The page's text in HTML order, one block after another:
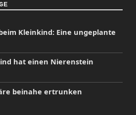
Kleinkind: Eine ungeplante
hat einen Nierenstein
beinahe ertrunken